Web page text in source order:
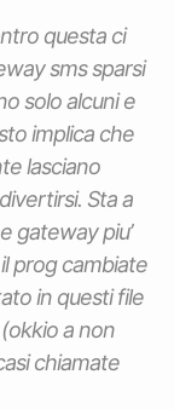
questa ci
sms sparsi
solo alcuni e
implica che
lasciano
Sta a
gateway piu’
prog cambiate
in questi file
a non
chiamate